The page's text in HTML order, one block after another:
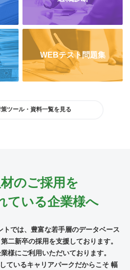
WEBテスト問題集
ツール・資料一覧を見る
のご採用を
ている企業様へ
トでは、豊富な若手層のデータベース
二新卒の採用を支援しております。
様にご利用いただいております。
ているキャリアパークだからこそ 幅